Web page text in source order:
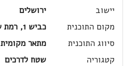
יישוב
ירושלים
מקום התוכנית
כביש 1, רמת שלמה, מרחב נחל צופים
סיווג התוכנית
מתאר מקומית
קטגוריה
שטח לדרכים